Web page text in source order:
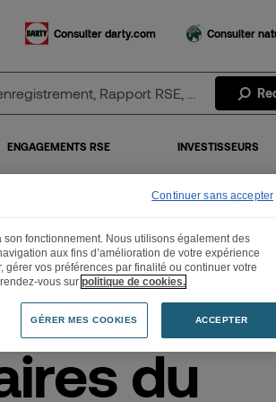
Consulter darty.com Consulter
ENGAGEMENTS RSE INVESTISSEURS
du
fonctionnement. Nous utilisons également des
aux fins d’amélioration de votre expérience
vos préférences par finalité ou continuer votre
vous sur politique de cookies.
GÉRER MES COOKIES ACCEPTER
Continuer sans accepter